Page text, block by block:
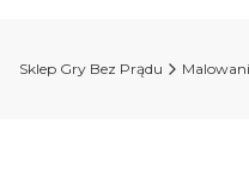
Sklep Gry Bez Prądu